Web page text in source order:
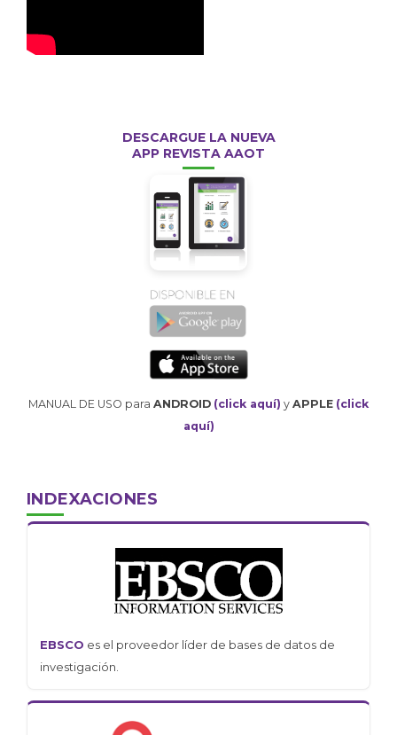
DESCARGUE LA NUEVA
APP REVISTA AAOT
MANUAL DE USO para ANDROID (click aquí) y APPLE (click
aquí)
INDEXACIONES
EBSCO es el proveedor líder de bases de datos de
investigación.